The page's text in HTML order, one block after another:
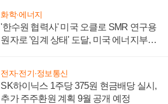
화학·에너지
'한수원 협력사' 미국 오클로 SMR 연구용
원자로 '임계 상태' 도달, 미국 에너지부
전자·전기·정보통신
SK하이닉스 1주당 375원 현금배당 실시,
추가 주주환원 계획 9월 공개 예정